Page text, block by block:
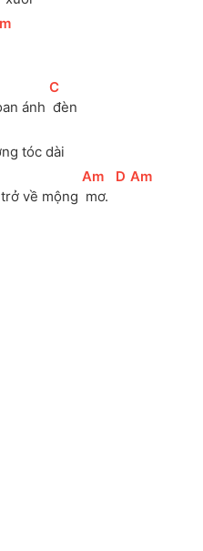
ánh
[
C
đèn
tóc dài
về mộng
[
Am
mơ.
[
D ]
[
Am